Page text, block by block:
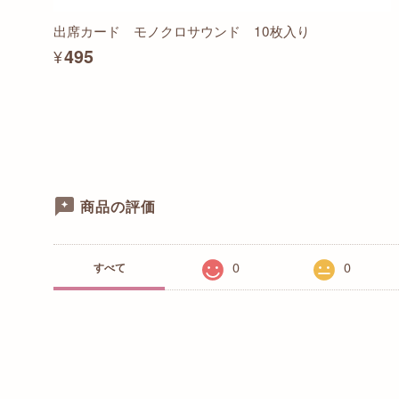
出席カード モノクロサウンド 10枚入り
¥495
商品の評価
すべて 0 0